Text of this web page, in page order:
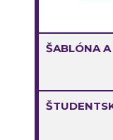
ŠABLÓNA